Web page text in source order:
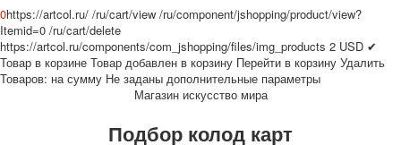
Рекламные
Эротические фотоколоды
Пин-ап
Политические
0https://artcol.ru/ /ru/cart/view /ru/component/jshopping/product/view?
Itemid=0 /ru/cart/delete
https://artcol.ru/components/com_jshopping/files/img_products 2 USD ✔
Товар в корзине Товар добавлен в корзину Перейти в корзину Удалить
Товаров: на сумму Не заданы дополнительные параметры
Магазин искусство мира
Подбор колод карт